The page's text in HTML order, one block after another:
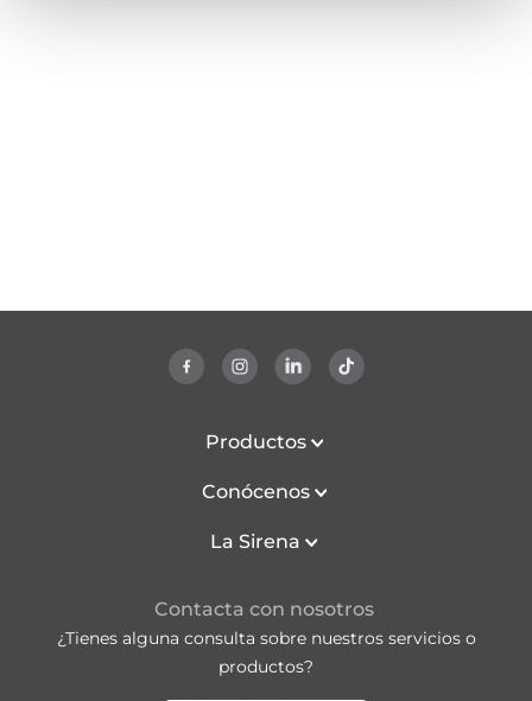
Productos
Conócenos
La Sirena
Contacta con nosotros
¿Tienes alguna consulta sobre nuestros servicios o
productos?